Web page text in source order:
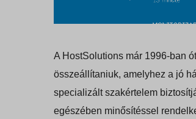
A HostSolutions már 1996-ban
összeállítaniuk, amelyhez a jó
specializált szakértelem
egészében minősítéssel